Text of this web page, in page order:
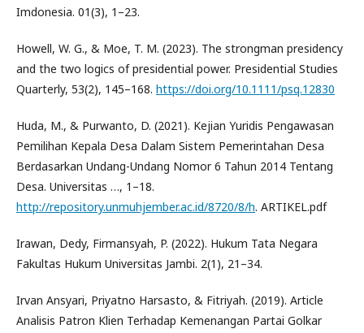
Imdonesia. 01(3), 1–23.
Howell, W. G., & Moe, T. M. (2023). The strongman presidency
and the two logics of presidential power. Presidential Studies
Quarterly, 53(2), 145–168. https://doi.org/10.1111/psq.12830
Huda, M., & Purwanto, D. (2021). Kejian Yuridis Pengawasan
Pemilihan Kepala Desa Dalam Sistem Pemerintahan Desa
Berdasarkan Undang-Undang Nomor 6 Tahun 2014 Tentang
Desa. Universitas …, 1–18.
http://repository.unmuhjember.ac.id/8720/8/h. ARTIKEL.pdf
Irawan, Dedy, Firmansyah, P. (2022). Hukum Tata Negara
Fakultas Hukum Universitas Jambi. 2(1), 21–34.
Irvan Ansyari, Priyatno Harsasto, & Fitriyah. (2019). Article
Analisis Patron Klien Terhadap Kemenangan Partai Golkar